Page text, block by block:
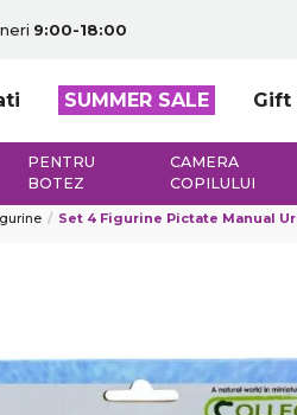
9:00-18:00
SUMMER SALE Gift
PENTRU
BOTEZ
CAMERA
COPILULUI
Set 4 Figurine Pictate Manual